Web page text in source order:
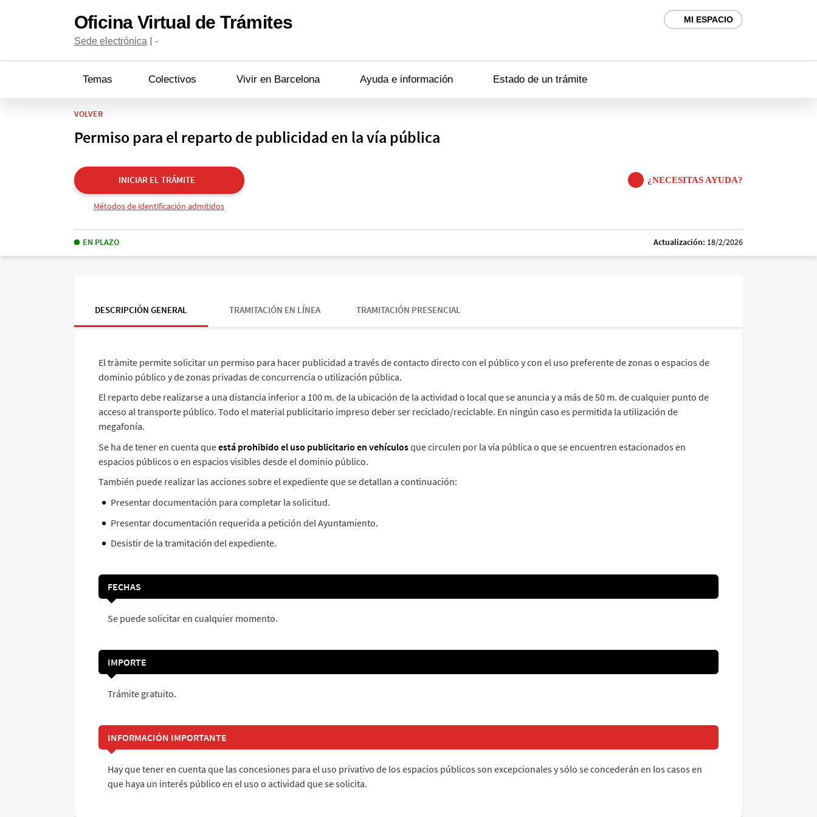
Oficina Virtual de Trámites MI ESPACIO
Sede electrónica | -
Temas Colectivos Vivir en Barcelona Ayuda e información Estado de un trámite
VOLVER
Permiso para el reparto de publicidad en la vía pública
INICIAR EL TRÁMITE
Métodos de identificación admitidos
¿NECESITAS AYUDA?
EN PLAZO Actualización: 18/2/2026
DESCRIPCIÓN GENERAL TRAMITACIÓN EN LÍNEA TRAMITACIÓN PRESENCIAL
El tràmite permite solicitar un permiso para hacer publicidad a través de contacto directo con el público y con el uso preferente de zonas o espacios de
dominio público y de zonas privadas de concurrencia o utilización pública.
El reparto debe realizarse a una distancia inferior a 100 m. de la ubicación de la actividad o local que se anuncia y a más de 50 m. de cualquier punto de
acceso al transporte público. Todo el material publicitario impreso deber ser reciclado/reciclable. En ningún caso es permitida la utilización de
megafonía.
Se ha de tener en cuenta queestá prohibido el uso publicitario en vehículosque circulen por la vía pública o que se encuentren estacionados en
espacios públicos o en espacios visibles desde el dominio público.
También puede realizar las acciones sobre el expediente que se detallan a continuación:
Presentar documentación para completar la solicitud.
Presentar documentación requerida a petición del Ayuntamiento.
Desistir de la tramitación del expediente.
FECHAS
Se puede solicitar en cualquier momento.
IMPORTE
Trámite gratuito.
INFORMACIÓN IMPORTANTE
Hay que tener en cuenta que las concesiones para el uso privativo de los espacios públicos son excepcionales y sólo se concederán en los casos en
que haya un interés público en el uso o actividad que se solicita.